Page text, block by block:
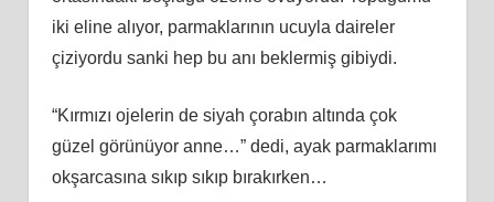
iki eline alıyor, parmaklarının ucuyla daireler
çiziyordu sanki hep bu anı beklermiş gibiydi.
“Kırmızı ojelerin de siyah çorabın altında çok
güzel görünüyor anne…” dedi, ayak parmaklarımı
okşarcasına sıkıp sıkıp bırakırken…